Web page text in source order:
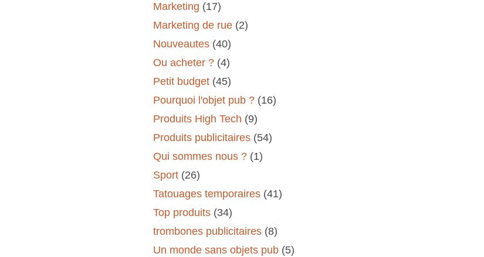
Marketing (17)
Marketing de rue (2)
Nouveautes (40)
Ou acheter ? (4)
Petit budget (45)
Pourquoi l'objet pub ? (16)
Produits High Tech (9)
Produits publicitaires (54)
Qui sommes nous ? (1)
Sport (26)
Tatouages temporaires (41)
Top produits (34)
trombones publicitaires (8)
Un monde sans objets pub (5)